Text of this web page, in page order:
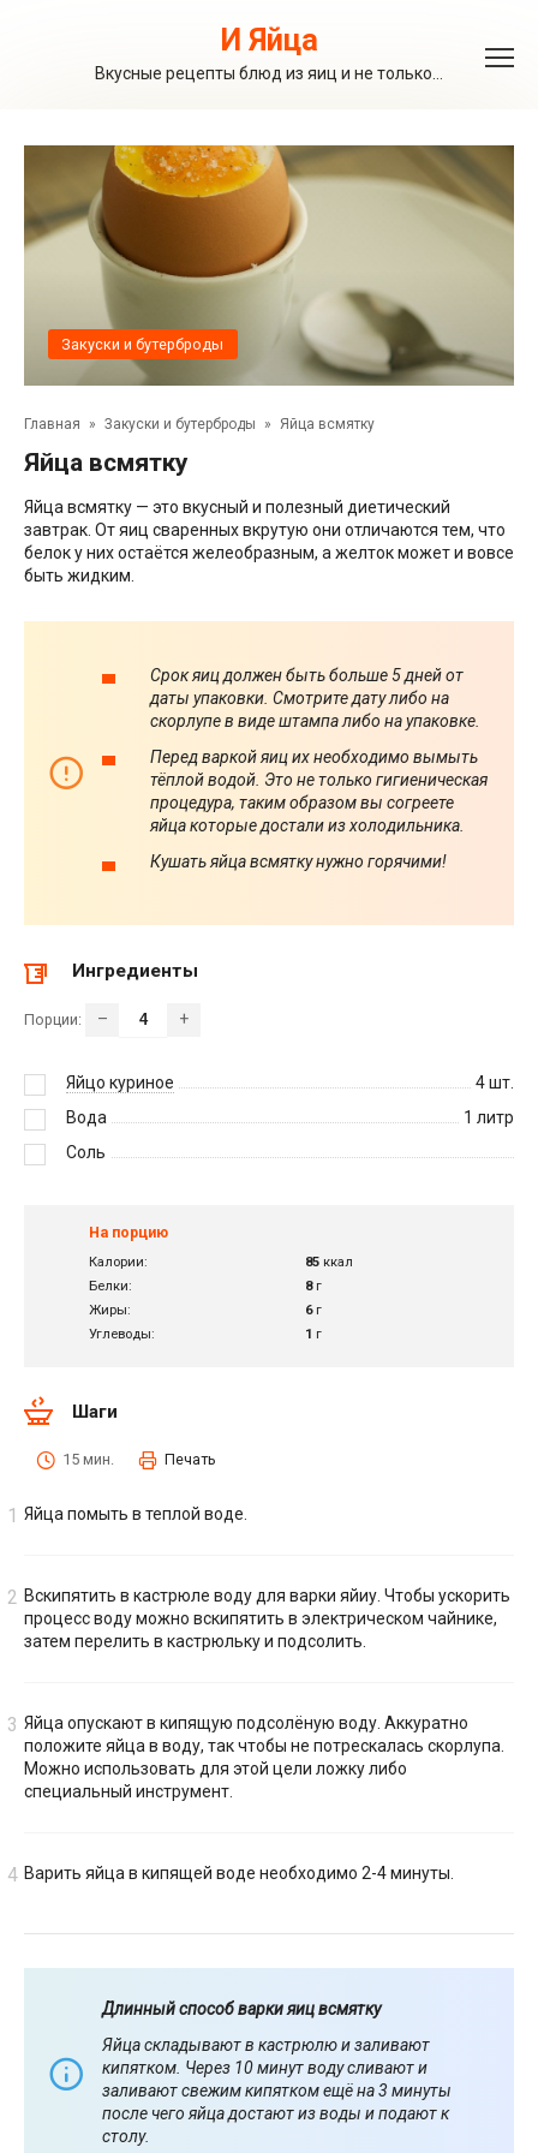
И Яйца
Вкусные рецепты блюд из яиц и не только…
Закуски и бутерброды
Главная » Закуски и бутерброды » Яйца всмятку
Яйца всмятку
Яйца всмятку — это вкусный и полезный диетический
завтрак. От яиц сваренных вкрутую они отличаются тем, что
белок у них остаётся желеобразным, а желток может и вовсе
быть жидким.
Срок яиц должен быть больше 5 дней от
даты упаковки. Смотрите дату либо на
скорлупе в виде штампа либо на упаковке.
Перед варкой яиц их необходимо вымыть
тёплой водой. Это не только гигиеническая
процедура, таким образом вы согреете
яйца которые достали из холодильника.
Кушать яйца всмятку нужно горячими!
Ингредиенты
Порции: – +
Яйцо куриное 4шт.
Вода
1 литр
Соль
На порцию
Калории: 85 ккал
Белки:
8г
Жиры:
6г
Углеводы:
1 г
Шаги
15 мин. Печать
Яйца помыть в теплой воде.
Вскипятить в кастрюле воду для варки яйиу. Чтобы ускорить
процесс воду можно вскипятить в электрическом чайнике,
затем перелить в кастрюльку и подсолить.
Яйца опускают в кипящую подсолёную воду. Аккуратно
положите яйца в воду, так чтобы не потрескалась скорлупа.
Можно использовать для этой цели ложку либо
специальный инструмент.
Варить яйца в кипящей воде необходимо 2-4 минуты.
Длинный способ варки яиц всмятку
Яйца складывают в кастрюлю и заливают
кипятком. Через 10 минут воду сливают и
заливают свежим кипятком ещё на 3 минуты
после чего яйца достают из воды и подают к
столу.